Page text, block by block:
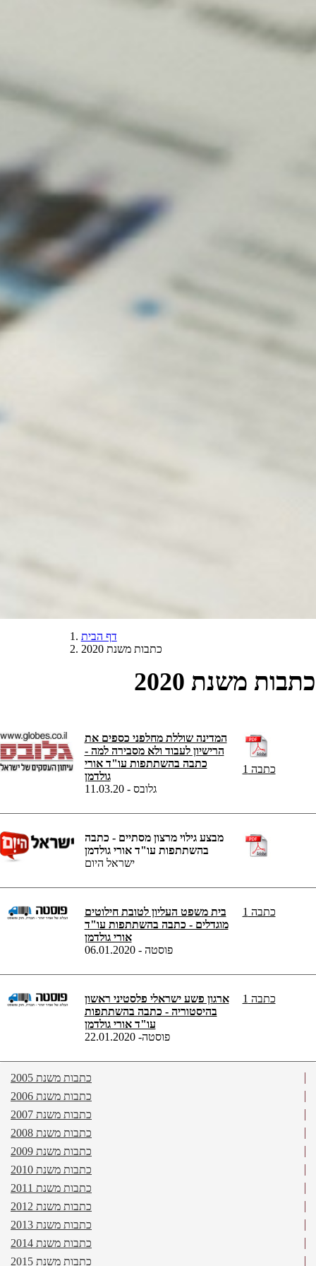
דף הבית
כתבות משנת 2020
כתבות משנת 2020
המדינה שוללת מחלפני כספים את
הרישיון לעבוד ולא מסבירה למה -
כתבה בהשתתפות עו"ד אורי
גולדמן
11.03.20 - גלובס
כתבה 1
מבצע גילוי מרצון מסתיים - כתבה
בהשתתפות עו"ד אורי גולדמן
ישראל היום
בית משפט העליון לטובת חילוטים
מוגדלים - כתבה בהשתתפות עו"ד
אורי גולדמן
פוסטה - 06.01.2020
כתבה 1
ארגון פשע ישראלי פלסטיני ראשון
בהיסטוריה - כתבה בהשתתפות
עו"ד אורי גולדמן
פוסטה- 22.01.2020
כתבה 1
כתבות משנת 2005
כתבות משנת 2006
כתבות משנת 2007
כתבות משנת 2008
כתבות משנת 2009
כתבות משנת 2010
כתבות משנת 2011
כתבות משנת 2012
כתבות משנת 2013
כתבות משנת 2014
כתבות משנת 2015